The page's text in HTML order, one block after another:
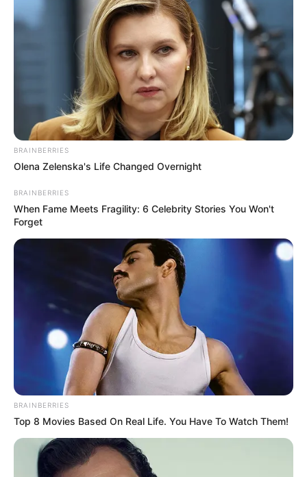
BRAINBERRIES
Olena Zelenska's Life Changed Overnight
BRAINBERRIES
When Fame Meets Fragility: 6 Celebrity Stories You Won't
Forget
BRAINBERRIES
Top 8 Movies Based On Real Life. You Have To Watch Them!